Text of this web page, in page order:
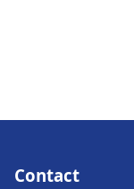
Contact